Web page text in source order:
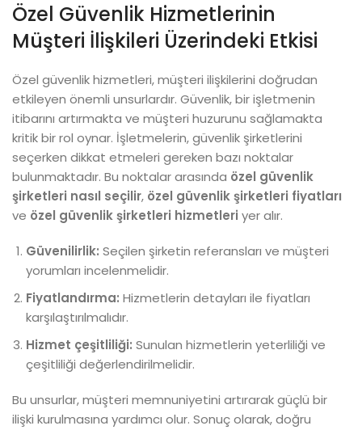
Özel Güvenlik Hizmetlerinin
Müşteri İlişkileri Üzerindeki Etkisi
Özel güvenlik hizmetleri, müşteri ilişkilerini doğrudan
etkileyen önemli unsurlardır. Güvenlik, bir işletmenin
itibarını artırmakta ve müşteri huzurunu sağlamakta
kritik bir rol oynar. İşletmelerin, güvenlik şirketlerini
seçerken dikkat etmeleri gereken bazı noktalar
bulunmaktadır. Bu noktalar arasında özel güvenlik
şirketleri nasıl seçilir, özel güvenlik şirketleri fiyatları
ve özel güvenlik şirketleri hizmetleri yer alır.
Güvenilirlik: Seçilen şirketin referansları ve müşteri
yorumları incelenmelidir.
Fiyatlandırma: Hizmetlerin detayları ile fiyatları
karşılaştırılmalıdır.
Hizmet çeşitliliği: Sunulan hizmetlerin yeterliliği ve
çeşitliliği değerlendirilmelidir.
Bu unsurlar, müşteri memnuniyetini artırarak güçlü bir
ilişki kurulmasına yardımcı olur. Sonuç olarak, doğru